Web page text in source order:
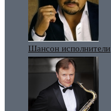
Шансон исполнители